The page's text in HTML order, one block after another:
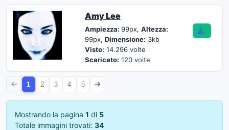
Amy Lee
Ampiezza: 99px, Altezza:
99px, Dimensione: 3kb
Visto: 14.296 volte
Scaricato: 120 volte
1 2 3 4 5
Mostrando la pagina 1 di 5
Totale immagini trovati: 34